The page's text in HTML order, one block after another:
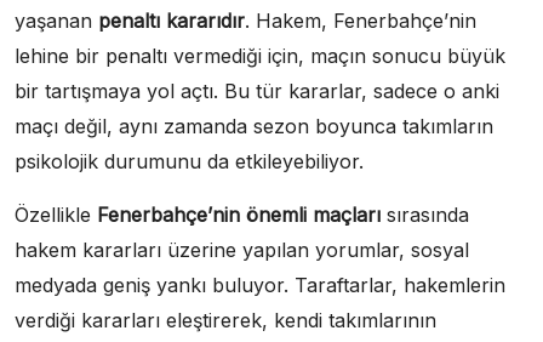
yaşanan penaltı kararıdır. Hakem, Fenerbahçe’nin
lehine bir penaltı vermediği için, maçın sonucu büyük
bir tartışmaya yol açtı. Bu tür kararlar, sadece o anki
maçı değil, aynı zamanda sezon boyunca takımların
psikolojik durumunu da etkileyebiliyor.
Özellikle Fenerbahçe’nin önemli maçları sırasında
hakem kararları üzerine yapılan yorumlar, sosyal
medyada geniş yankı buluyor. Taraftarlar, hakemlerin
verdiği kararları eleştirerek, kendi takımlarının